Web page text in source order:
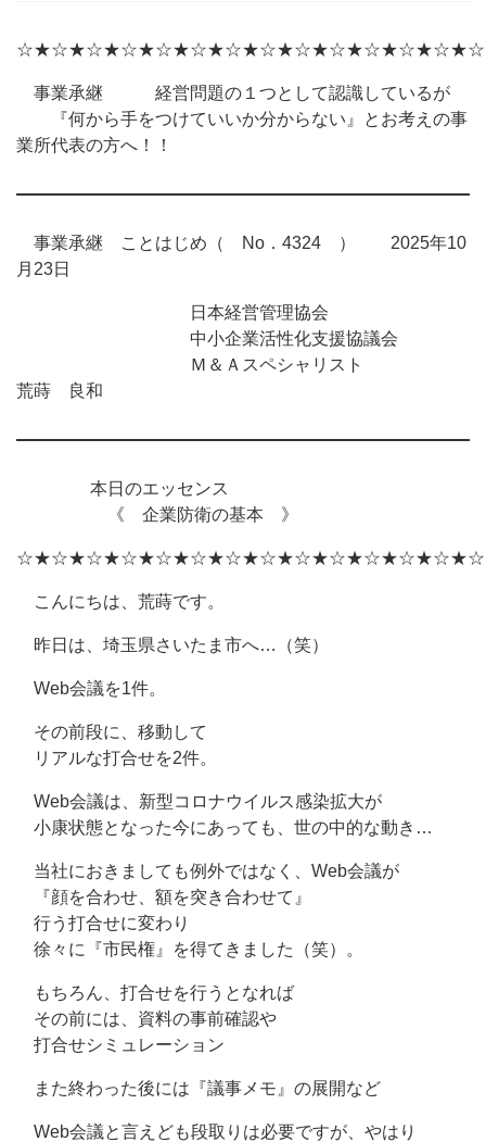
事業承継 経営問題の１つとして認識しているが
『何から手をつけていいか分からない』とお考えの事
業所代表の方へ！！
事業承継 ことはじめ（ No．4324 ） 2025年10
月23日
日本経営管理協会
中小企業活性化支援協議会
Ｍ＆Ａスペシャリスト
荒蒔 良和
本日のエッセンス
《 企業防衛の基本 》
こんにちは、荒蒔です。
昨日は、埼玉県さいたま市へ…（笑）
Web会議を1件。
その前段に、移動して
リアルな打合せを2件。
Web会議は、新型コロナウイルス感染拡大が
小康状態となった今にあっても、世の中的な動き…
当社におきましても例外ではなく、Web会議が
『顔を合わせ、額を突き合わせて』
行う打合せに変わり
徐々に『市民権』を得てきました（笑）。
もちろん、打合せを行うとなれば
その前には、資料の事前確認や
打合せシミュレーション
また終わった後には『議事メモ』の展開など
Web会議と言えども段取りは必要ですが、やはり